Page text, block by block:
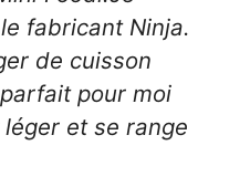
fabricant Ninja.
de cuisson
pour moi
et se range